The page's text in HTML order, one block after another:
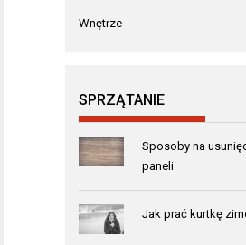
Wnętrze
SPRZĄTANIE
Sposoby na
paneli
Jak prać kurtkę